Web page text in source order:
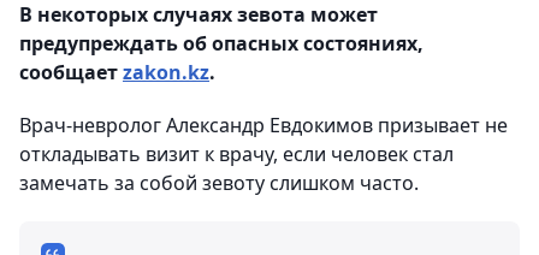
В некоторых случаях зевота может
предупреждать об опасных состояниях,
сообщаетzakon.kz.
Врач-невролог Александр Евдокимов призывает не
откладывать визит к врачу, если человек стал
замечать за собой зевоту слишком часто.